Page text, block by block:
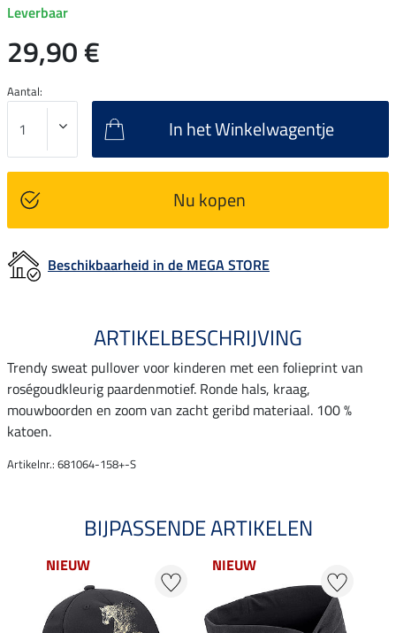
Leverbaar
29,90 €
Aantal:
In het Winkelwagentje
Nu kopen
Beschikbaarheid in de MEGA STORE
ARTIKELBESCHRIJVING
Trendy sweat pullover voor kinderen met een folieprint van
roségoudkleurig paardenmotief. Ronde hals, kraag,
mouwboorden en zoom van zacht geribd materiaal. 100 %
katoen.
Artikelnr.: 681064-158+-S
BIJPASSENDE ARTIKELEN
NIEUW NIEUW